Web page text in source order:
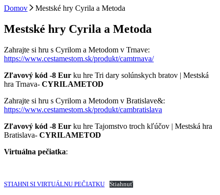
Domov Mestské hry Cyrila a Metoda
Mestské hry Cyrila a Metoda
Zahrajte si hru s Cyrilom a Metodom v Trnave:
https://www.cestamestom.sk/produkt/camtrnava/
Zľavový kód -8 Eur ku hre Tri dary solúnskych bratov | Mestská
hra Trnava- CYRILAMETOD
Zahrajte si hru s Cyrilom a Metodom v Bratislave&:
https://www.cestamestom.sk/produkt/cambratislava
Zľavový kód -8 Eur ku hre Tajomstvo troch kľúčov | Mestská hra
Bratislava- CYRILAMETOD
Virtuálna pečiatka:
STIAHNI SI VIRTUÁLNU PEČIATKU Stiahnuť